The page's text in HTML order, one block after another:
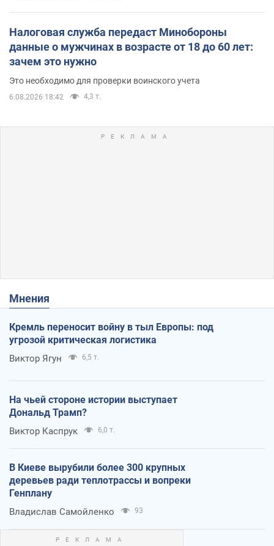
Налоговая служба передаст Минобороны
данные о мужчинах в возрасте от 18 до 60 лет:
зачем это нужно
Это необходимо для проверки воинского учета
6.08.2026 18:42 4,3 т.
Мнения
Кремль переносит войну в тыл Европы: под
угрозой критическая логистика
Виктор Ягун 6,5 т.
На чьей стороне истории выступает
Дональд Трамп?
Виктор Каспрук 6,0 т.
В Киеве вырубили более 300 крупных
деревьев ради теплотрассы и вопреки
Генплану
Владислав Самойленко 93